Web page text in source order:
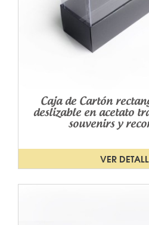
Caja de Cartón
deslizable en acetato
souvenirs y
VER